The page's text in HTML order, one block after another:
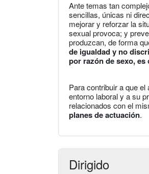
Ante temas tan
sencillas, únicas ni
mejorar y reforzar la
sexual provoca; y
produzcan, de forma
de igualdad y no
por razón de sexo,
Para contribuir a que
entorno laboral y a su
relacionados con el
planes de actuación.
Dirigido